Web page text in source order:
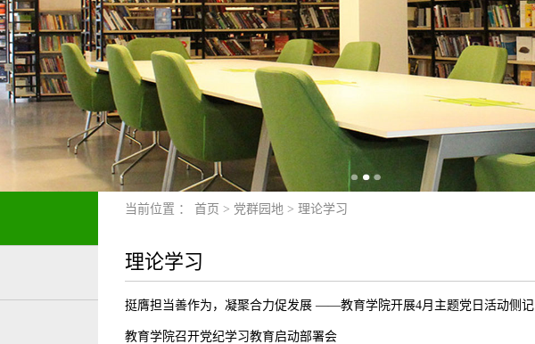
当前位置 ： 首页 > 党群园地 > 理论学习
理论学习
挺膺担当善作为，凝聚合力促发展 ——教育学院开展4月主题党日活动侧记
教育学院召开党纪学习教育启动部署会